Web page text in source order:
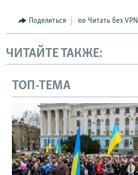
Поделиться Читать без VPN
ЧИТАЙТЕ ТАКЖЕ:
ТОП-ТЕМА